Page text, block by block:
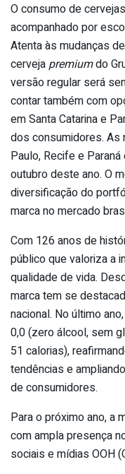
O consumo de
acompanhado por
Atenta às mudanças
cerveja premiumdo
versão regular será
contar também com
em Santa Catarina e
dos consumidores. As
Paulo, Recife e
outubro deste ano. O
diversificação do
marca no mercado
Com 126 anos de
público que valoriza a
qualidade de vida.
marca tem se
nacional. No último
0,0 (zero álcool, sem
51 calorias),
tendências e
de consumidores.
Para o próximo ano, a
com ampla presença
sociais e mídias OOH